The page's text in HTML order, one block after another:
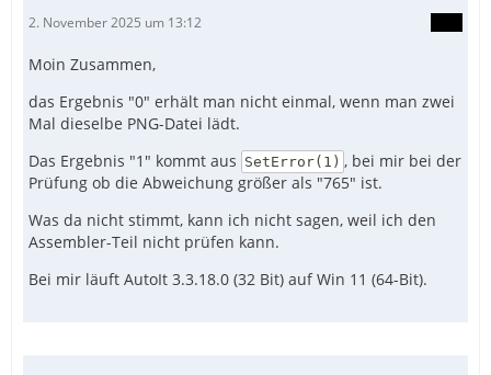
2. November 2025 um 13:12
Moin Zusammen,
das Ergebnis "0" erhält man nicht einmal, wenn man zwei
Mal dieselbe PNG-Datei lädt.
Das Ergebnis "1" kommt aus SetError(1) , bei mir bei der
Prüfung ob die Abweichung größer als "765" ist.
Was da nicht stimmt, kann ich nicht sagen, weil ich den
Assembler-Teil nicht prüfen kann.
Bei mir läuft AutoIt 3.3.18.0 (32 Bit) auf Win 11 (64-Bit).